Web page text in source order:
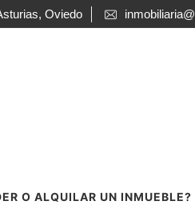
Oviedo
O ALQUILAR UN INMUEBLE?